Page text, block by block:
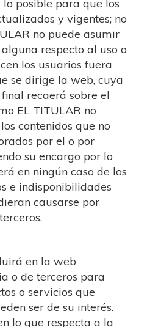
posible para que los
y vigentes; no
no puede asumir
respecto al uso o
los usuarios fuera
se dirige la web, cuya
recaerá sobre el
EL TITULAR no
contenidos que no
por el o por
su encargo por lo
en ningún caso de los
e indisponibilidades
causarse por
en la web
o de terceros para
o servicios que
ser de su interés.
lo que respecta a la